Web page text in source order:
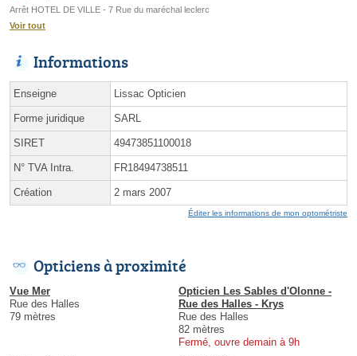
Arrêt HOTEL DE VILLE - 7 Rue du maréchal leclerc
Voir tout
Informations
Enseigne Lissac Opticien
Forme juridique SARL
SIRET 49473851100018
N° TVA Intra. FR18494738511
Création 2 mars 2007
Éditer les informations de mon optométriste
Opticiens à proximité
Vue Mer
Rue des Halles
79 mètres
Opticien Les Sables d'Olonne -
Rue des Halles - Krys
Rue des Halles
82 mètres
Fermé, ouvre demain à 9h